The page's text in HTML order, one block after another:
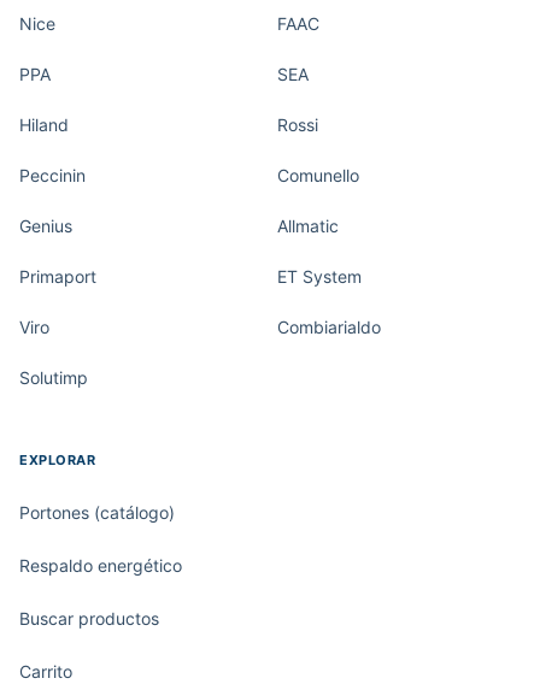
Nice FAAC
PPA SEA
Hiland Rossi
Peccinin Comunello
Genius Allmatic
Primaport ET System
Viro Combiarialdo
Solutimp
EXPLORAR
Portones (catálogo)
Respaldo energético
Buscar productos
Carrito